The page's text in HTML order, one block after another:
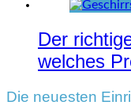
Der
welches
Die neuesten